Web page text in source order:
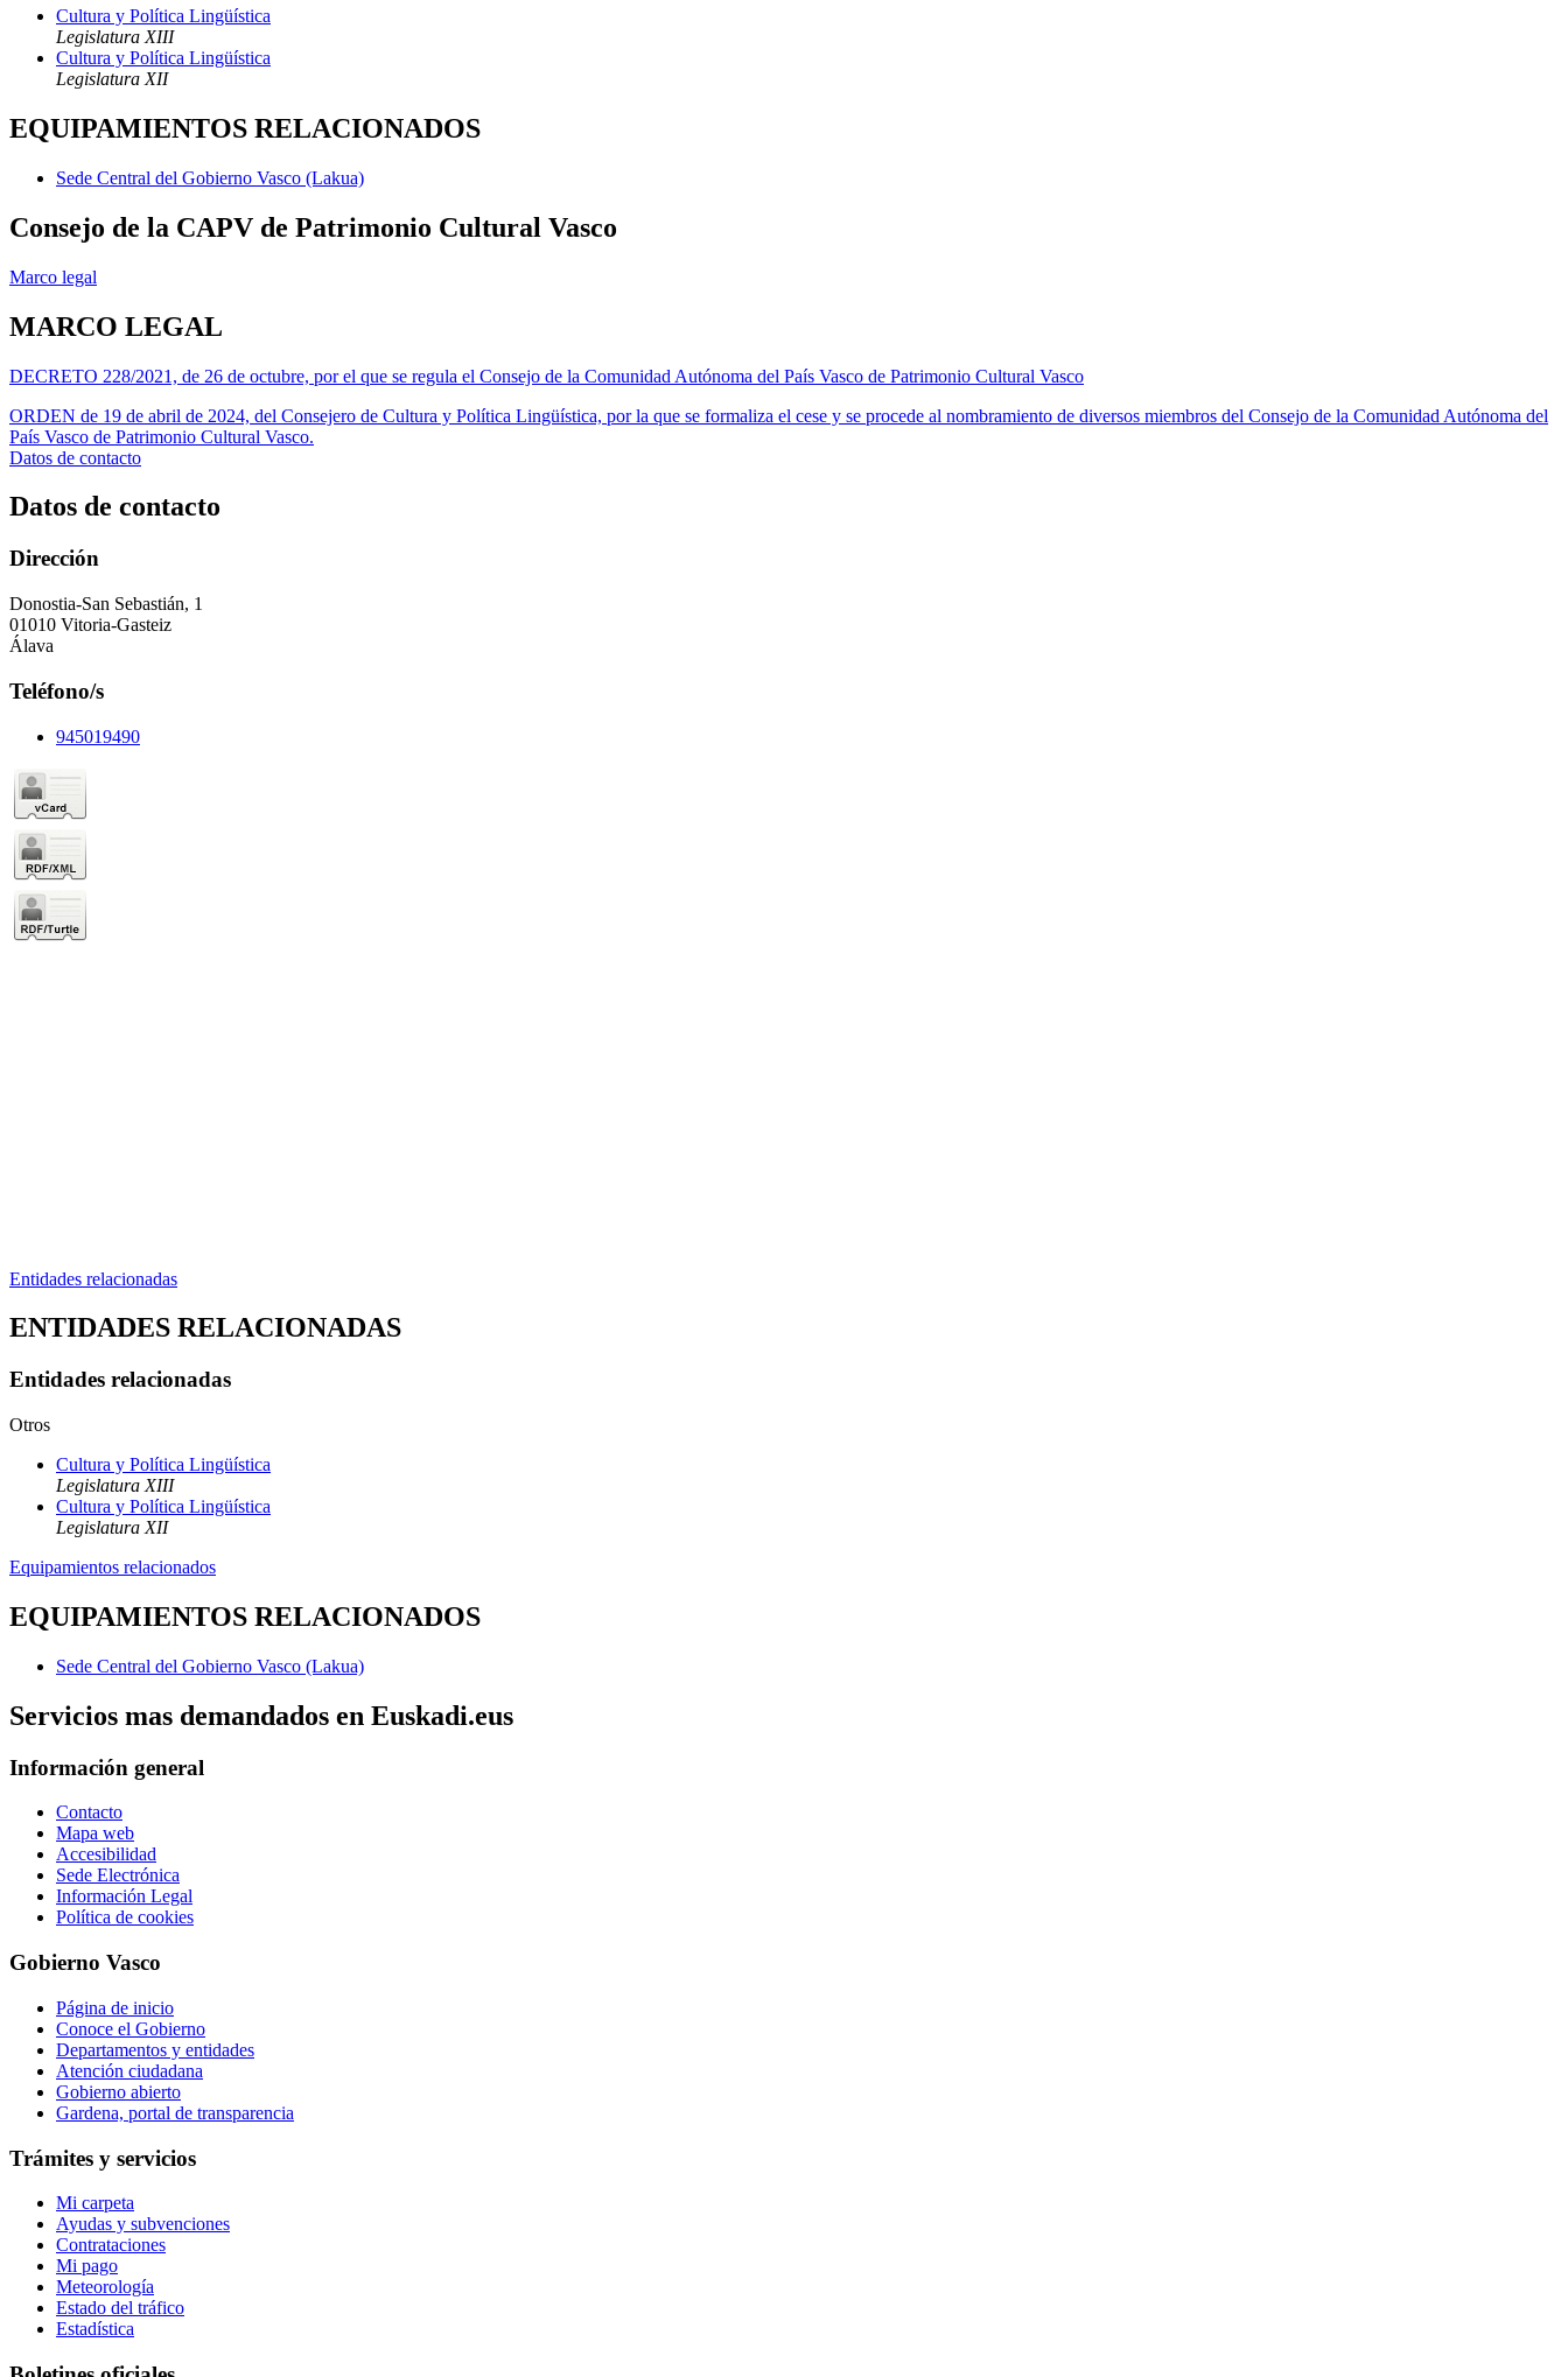
Cultura y Política Lingüística
Legislatura XIII
Cultura y Política Lingüística
Legislatura XII
EQUIPAMIENTOS RELACIONADOS
Sede Central del Gobierno Vasco (Lakua)
Consejo de la CAPV de Patrimonio Cultural Vasco
Marco legal
MARCO LEGAL
DECRETO 228/2021, de 26 de octubre, por el que se regula el Consejo de la Comunidad Autónoma del País Vasco de Patrimonio Cultural Vasco
ORDEN de 19 de abril de 2024, del Consejero de Cultura y Política Lingüística, por la que se formaliza el cese y se procede al nombramiento de diversos miembros del Consejo de la Comunidad Autónoma del
País Vasco de Patrimonio Cultural Vasco.
Datos de contacto
Datos de contacto
Dirección
Donostia-San Sebastián, 1
01010 Vitoria-Gasteiz
Álava
Teléfono/s
945019490
Entidades relacionadas
ENTIDADES RELACIONADAS
Entidades relacionadas
Otros
Cultura y Política Lingüística
Legislatura XIII
Cultura y Política Lingüística
Legislatura XII
Equipamientos relacionados
EQUIPAMIENTOS RELACIONADOS
Sede Central del Gobierno Vasco (Lakua)
Servicios mas demandados en Euskadi.eus
Información general
Contacto
Mapa web
Accesibilidad
Sede Electrónica
Información Legal
Política de cookies
Gobierno Vasco
Página de inicio
Conoce el Gobierno
Departamentos y entidades
Atención ciudadana
Gobierno abierto
Gardena, portal de transparencia
Trámites y servicios
Mi carpeta
Ayudas y subvenciones
Contrataciones
Mi pago
Meteorología
Estado del tráfico
Estadística